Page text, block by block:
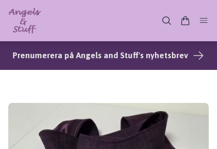
Prenumerera på Angels and Stuff's nyhetsbrev